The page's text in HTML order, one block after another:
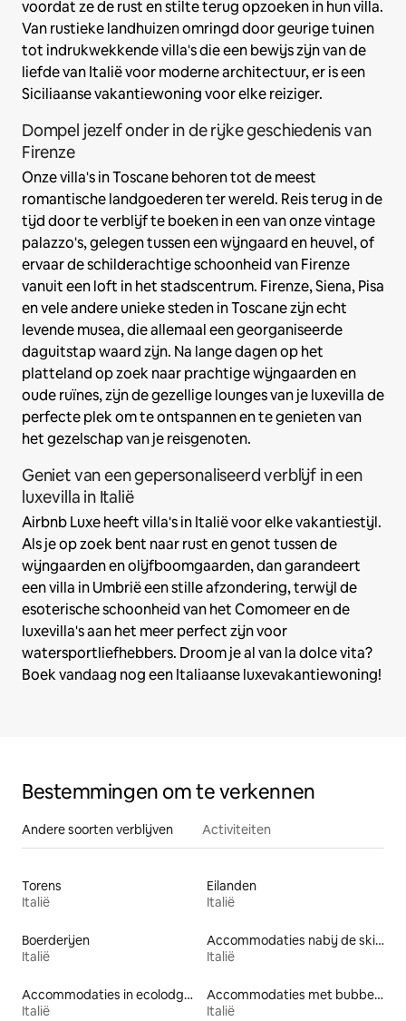
voordat ze de rust en stilte terug opzoeken in hun villa.
Van rustieke landhuizen omringd door geurige tuinen
tot indrukwekkende villa's die een bewijs zijn van de
liefde van Italië voor moderne architectuur, er is een
Siciliaanse vakantiewoning voor elke reiziger.
Dompel jezelf onder in de rijke geschiedenis van
Firenze
Onze villa's in Toscane behoren tot de meest
romantische landgoederen ter wereld. Reis terug in de
tijd door te verblijf te boeken in een van onze vintage
palazzo's, gelegen tussen een wijngaard en heuvel, of
ervaar de schilderachtige schoonheid van Firenze
vanuit een loft in het stadscentrum. Firenze, Siena, Pisa
en vele andere unieke steden in Toscane zijn echt
levende musea, die allemaal een georganiseerde
daguitstap waard zijn. Na lange dagen op het
platteland op zoek naar prachtige wijngaarden en
oude ruïnes, zijn de gezellige lounges van je luxevilla de
perfecte plek om te ontspannen en te genieten van
het gezelschap van je reisgenoten.
Geniet van een gepersonaliseerd verblijf in een
luxevilla in Italië
Airbnb Luxe heeft villa's in Italië voor elke vakantiestijl.
Als je op zoek bent naar rust en genot tussen de
wijngaarden en olijfboomgaarden, dan garandeert
een villa in Umbrië een stille afzondering, terwijl de
esoterische schoonheid van het Comomeer en de
luxevilla's aan het meer perfect zijn voor
watersportliefhebbers. Droom je al van la dolce vita?
Boek vandaag nog een Italiaanse luxevakantiewoning!
Bestemmingen om te verkennen
Andere soorten verblijven Activiteiten
Torens
Italië
Eilanden
Italië
Boerderijen
Italië
Accommodaties nabij de skipiste
Italië
Accommodaties in ecolodges
Italië
Accommodaties met bubbelbad
Italië